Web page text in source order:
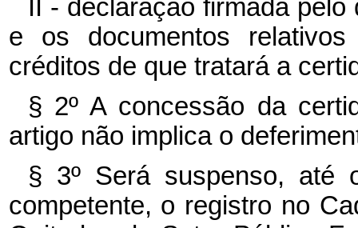
II - declaração firmada
e os documentos
créditos de que tratará a
§ 2º A concessão da
artigo não implica o
§ 3º Será suspenso, até
competente, o registro no